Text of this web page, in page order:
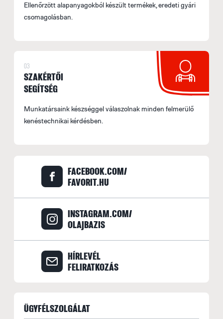
Ellenőrzött alapanyagokból készült termékek, eredeti gyári
csomagolásban.
03
SZAKÉRTŐI
SEGÍTSÉG
Munkatársaink készséggel válaszolnak minden felmerülő
kenéstechnikai kérdésben.
FACEBOOK.COM/
FAVORIT.HU
INSTAGRAM.COM/
OLAJBAZIS
HÍRLEVÉL
FELIRATKOZÁS
ÜGYFÉLSZOLGÁLAT